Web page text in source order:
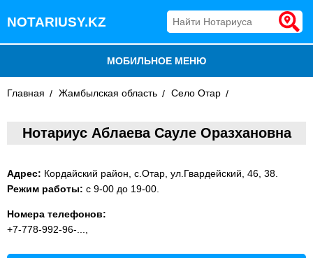
NOTARIUSY.KZ
МОБИЛЬНОЕ МЕНЮ
БЛОГ
ДОБАВИТЬ КОМПАНИЮ
Главная Жамбылская область Село Отар
Нотариус Аблаева Сауле Оразхановна
Адрес: Кордайский район, с.Отар, ул.Гвардейский, 46, 38.
Режим работы: c 9-00 до 19-00.
Номера телефонов:
+7-778-992-96-...,